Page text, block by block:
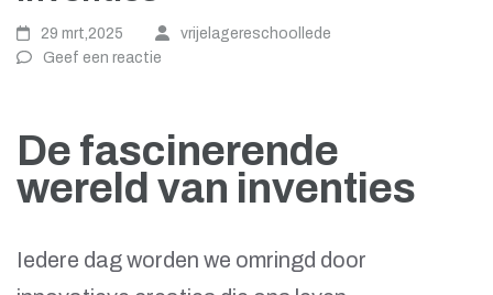
29 mrt,2025
vrijelagereschoollede
Geef een reactie
De fascinerende
wereld van inventies
Iedere dag worden we omringd door